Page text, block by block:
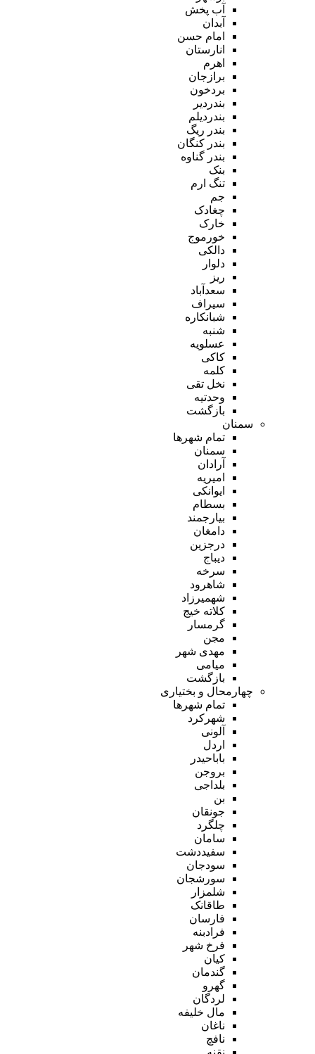
آب پخش
آبدان
امام حسن
انارستان
اهرم
برازجان
بردخون
بندردیر
بندردیلم
بندر ریگ
بندر کنگان
بندر گناوه
بنک
تنگ ارم
جم
چغادک
خارک
خورموج
دالکی
دلوار
ریز
سعدآباد
سیراف
شبانکاره
شنبه
عسلویه
کاکی
کلمه
نخل تقی
وحدتیه
بازگشت
سمنان
تمام شهر‌ها
سمنان
آرادان
امیریه
ایوانکی
بسطام
بیارجمند
دامغان
درجزین
دیباج
سرخه
شاهرود
شهمیرزاد
کلاته خیج
گرمسار
مجن
مهدی شهر
میامی
بازگشت
چهارمحال و بختیاری
تمام شهر‌ها
شهرکرد
آلونی
اردل
باباحیدر
بروجن
بلداجی
بن
جونقان
چلگرد
سامان
سفیددشت
سودجان
سورشجان
شلمزار
طاقانک
فارسان
فرادبنه
فرخ شهر
کیان
گندمان
گهرو
لردگان
مال خلیفه
ناغان
نافچ